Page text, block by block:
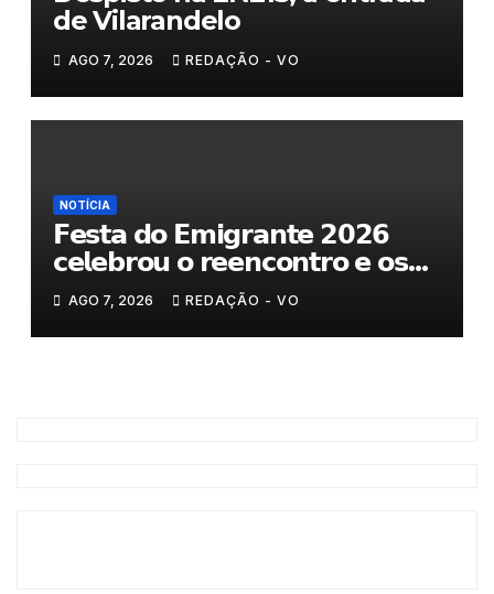
de Vilarandelo
AGO 7, 2026 REDAÇÃO - VO
NOTÍCIA
𝗙𝗲𝘀𝘁𝗮 𝗱𝗼 𝗘𝗺𝗶𝗴𝗿𝗮𝗻𝘁𝗲 𝟮𝟬𝟮𝟲
𝗰𝗲𝗹𝗲𝗯𝗿𝗼𝘂 𝗼 𝗿𝗲𝗲𝗻𝗰𝗼𝗻𝘁𝗿𝗼 𝗲 𝗼𝘀
𝗹𝗮𝗰̧𝗼𝘀 𝗾𝘂𝗲 𝘂𝗻𝗲𝗺 𝗠𝘂𝗿𝗰̧𝗮
AGO 7, 2026 REDAÇÃO - VO